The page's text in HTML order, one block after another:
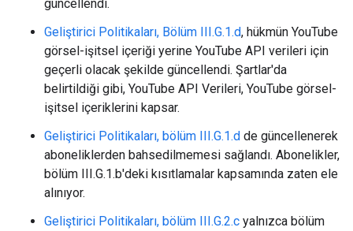
güncellendi.
Geliştirici Politikaları, Bölüm III.G.1.d, hükmün YouTube
görsel-işitsel içeriği yerine YouTube API verileri için
geçerli olacak şekilde güncellendi. Şartlar'da
belirtildiği gibi, YouTube API Verileri, YouTube görsel-
işitsel içeriklerini kapsar.
Geliştirici Politikaları, bölüm III.G.1.d de güncellenerek
aboneliklerden bahsedilmemesi sağlandı. Abonelikler,
bölüm III.G.1.b'deki kısıtlamalar kapsamında zaten ele
alınıyor.
Geliştirici Politikaları, bölüm III.G.2.c yalnızca bölüm